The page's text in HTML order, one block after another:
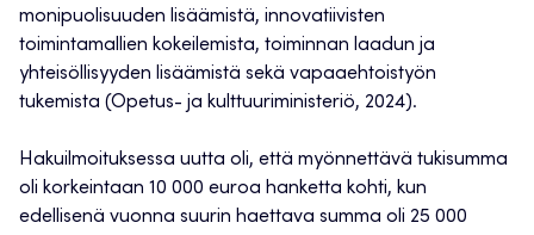
monipuolisuuden lisäämistä, innovatiivisten
toimintamallien kokeilemista, toiminnan laadun ja
yhteisöllisyyden lisäämistä sekä vapaaehtoistyön
tukemista (Opetus- ja kulttuuriministeriö, 2024).
Hakuilmoituksessa uutta oli, että myönnettävä tukisumma
oli korkeintaan 10 000 euroa hanketta kohti, kun
edellisenä vuonna suurin haettava summa oli 25 000